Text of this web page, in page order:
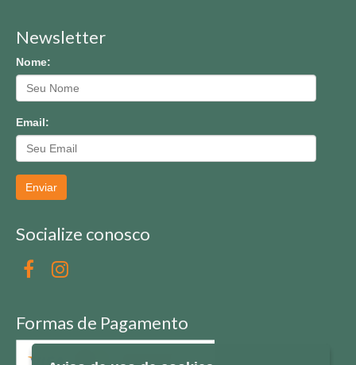
Newsletter
Nome:
Email:
Enviar
Socialize conosco
Formas de Pagamento